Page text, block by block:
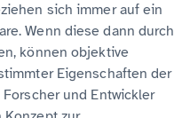
sich immer auf ein
Wenn diese dann durch
können objektive
Eigenschaften der
und Entwickler